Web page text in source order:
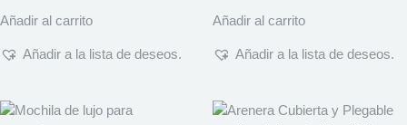
Añadir al carrito
Añadir a la lista de deseos.
Añadir al carrito
Añadir a la lista de deseos.